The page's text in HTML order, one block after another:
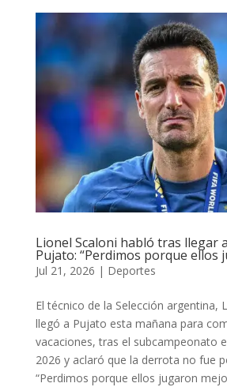
Lionel Scaloni habló tras llegar
Pujato: “Perdimos porque ellos
Jul 21, 2026 | Deportes
El técnico de la Selección argentina,
llegó a Pujato esta mañana para
vacaciones, tras el subcampeonato
2026 y aclaró que la derrota no fue
“Perdimos porque ellos jugaron